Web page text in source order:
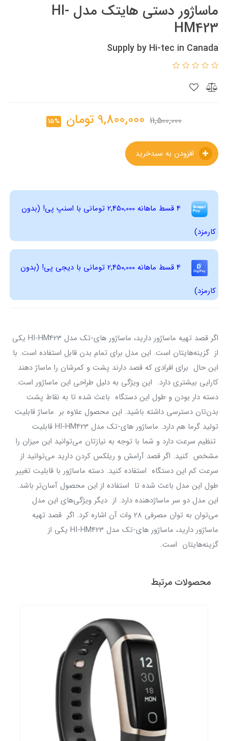
ماساژور دستی هایتک مدل HI-
HM423
Supply by Hi-tec in Canada
11,500,000
9,800,000 تومان 15%
4 قسط ماهانه 2,450,000 تومانی با اسنپ ‌پی! (بدون
کارمزد)
4 قسط ماهانه 2,450,000 تومانی با دیجی ‌پی! (بدون
کارمزد)
اگر قصد تهیه ماساژور دارید، ماساژور های-تک مدل HI-HM423 یکی
از گزینه‌هایتان است. این مدل برای تمام بدن قابل استفاده است. با
این حال برای افرادی که قصد دارند پشت و کمرشان را ماساژ دهند
کارایی بیشتری دارد. این ویژگی به دلیل طراحی این ماساژور است.
دسته دار بودن و طول این دستگاه باعث شده تا به نقاط پشت
بدن‌تان دسترسی داشته باشید. این محصول علاوه بر ماساژ قابلیت
تولید گرما هم دارد. ماساژور های-تک مدل HI-HM423 قابلیت
تنظیم سرعت دارد و شما با توجه به نیازتان می‌توانید این میزان را
مشخص کنید. اگر قصد آرامش و ریلکس کردن دارید می‌توانید از
سرعت کم این دستگاه استفاده کنید. دسته ماساژور با قابلیت تغییر
طول این مدل باعث شده تا استفاده از این محصول آسان‌تر باشد.
این مدل دو سر ماساژدهنده دارد. از دیگر ویژگی‌های این مدل
می‌توان به توان مصرفی 28 وات آن اشاره کرد. اگر قصد تهیه
ماساژور دارید، ماساژور های-تک مدل HI-HM423 یکی از
گزینه‌هایتان است.
محصولات مرتبط